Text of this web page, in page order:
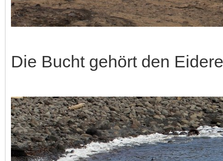
Die Bucht gehört den